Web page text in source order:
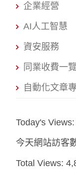
企業經營
AI人工智慧
資安服務
同業收費一
自動化文章
Today's Views:
今天網站訪客
Total Views: